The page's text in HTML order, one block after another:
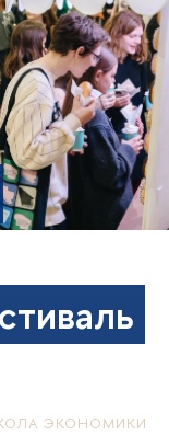
ЭКОНОМИКИ